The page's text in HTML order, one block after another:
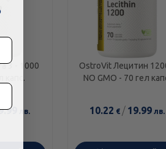
3 - 1000
капс.
лв.
OstroVit Лецитин
NO GMO - 70 гел
10.22 € / 19.99лв.